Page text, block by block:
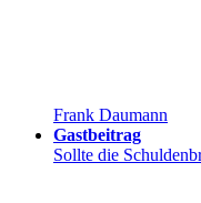
Frank Daumann
Gastbeitrag
Sollte die